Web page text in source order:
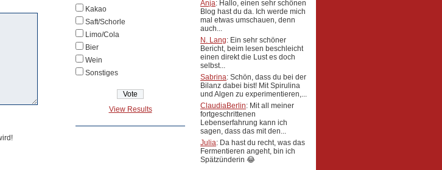
Kakao
Saft/Schorle
Limo/Cola
Bier
Wein
Sonstiges
View Results
Anja: Hallo, einen sehr schönen
Blog hast du da. Ich werde mich
mal etwas umschauen, denn
auch...
N. Lang: Ein sehr schöner
Bericht, beim lesen beschleicht
einen direkt die Lust es doch
selbst...
Sabrina: Schön, dass du bei der
Bilanz dabei bist! Mit Spirulina
und Algen zu experimentieren,...
ClaudiaBerlin: Mit all meiner
fortgeschrittenen
Lebenserfahrung kann ich
sagen, dass das mit den...
Julia: Da hast du recht, was das
Fermentieren angeht, bin ich
Spätzünderin 😂